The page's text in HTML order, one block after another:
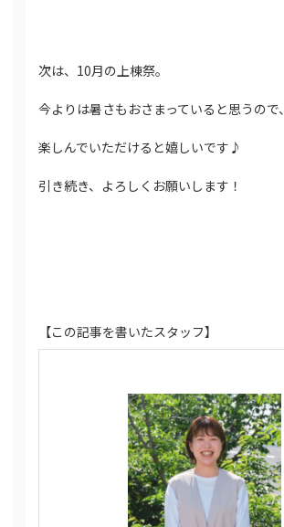
次は、10月の上棟祭。
今よりは暑さもおさまっていると思うので、
楽しんでいただけると嬉しいです♪
引き続き、よろしくお願いします！
【この記事を書いたスタッフ】